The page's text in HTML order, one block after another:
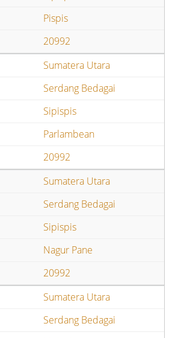
Pispis
20992
Sumatera Utara
Serdang Bedagai
Sipispis
Parlambean
20992
Sumatera Utara
Serdang Bedagai
Sipispis
Nagur Pane
20992
Sumatera Utara
Serdang Bedagai